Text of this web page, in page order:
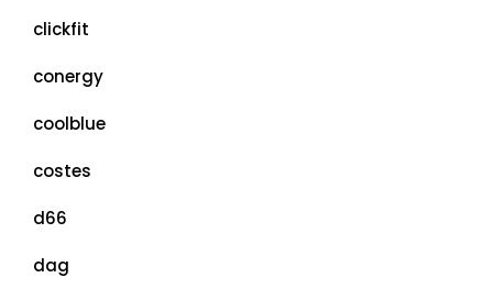
clickfit
conergy
coolblue
costes
d66
dag